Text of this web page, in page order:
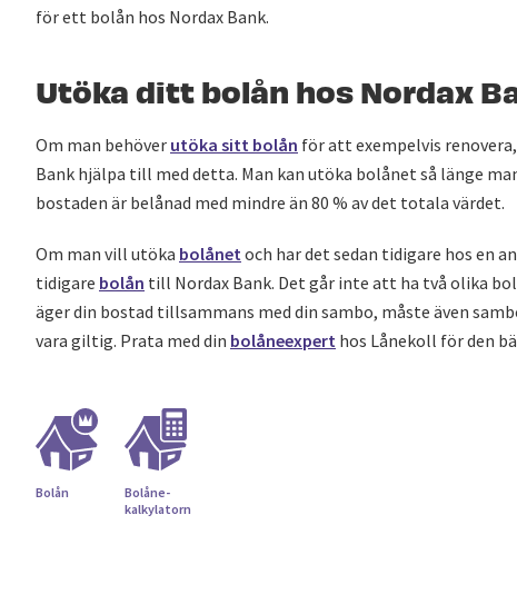
för ett bolån hos Nordax Bank.
Utöka ditt bolån hos Nordax
Om man behöver utöka sitt bolån för att exempelvis
Bank hjälpa till med detta. Man kan utöka bolånet så länge
bostaden är belånad med mindre än 80 % av det totala värdet.
Om man vill utöka bolånetoch har det sedan tidigare hos en
tidigare bolån till Nordax Bank. Det går inte att ha två olika
äger din bostad tillsammans med din sambo, måste även
vara giltig. Prata med din bolåneexpert hos Lånekoll för den
Bolån
Bolåne­
kalkylatorn